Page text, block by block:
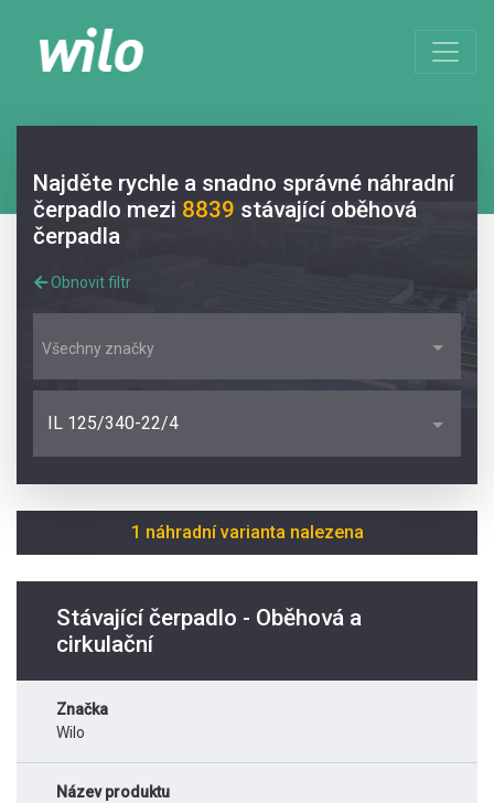
Najděte rychle a snadno správné náhradní
čerpadlo mezi 8839 stávající oběhová
čerpadla
Obnovit filtr
Všechny značky
IL 125/340-22/4
1 náhradní varianta nalezena
Stávající čerpadlo - Oběhová a
cirkulační
Značka
Wilo
Název produktu